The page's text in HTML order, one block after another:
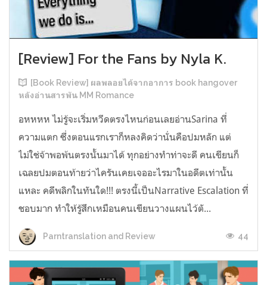
[Review] For the Fans by Nyla K.
[Book Review] ผลพลอยได้จากอาการ book hangover
หลังอ่านสารพัน MM Romance
อหหหห ไม่รู้จะเริ่มหวีดตรงไหนก่อนเลยอ่านSarina ที่
ความแตก ซึ่งตอนแรกเราก็หลงคิดว่านั่นคือปมหลัก แต่
ไม่ใช่จ้าพอพ้นตรงนั้นมาได้ ทุกอย่างทำท่าจะดี คนเขียนก็
เฉลยปมตอนท้ายว่าไครันเคยเจออะไรมาในอดีตเท่านั้น
แหละ คดีพลิกในทันใด!!! ตรงนี้เป็นNarrative Escalation ที่
ชอบมาก ทำให้รู้สึกเหมือนคนเขียนวางแผนไว้ตั...
Parntranslation and Review 44